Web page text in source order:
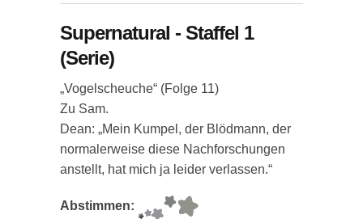
Supernatural - Staffel 1
(Serie)
„Vogelscheuche“ (Folge 11)
Zu Sam.
Dean: „Mein Kumpel, der Blödmann, der
normalerweise diese Nachforschungen
anstellt, hat mich ja leider verlassen.“
Abstimmen: